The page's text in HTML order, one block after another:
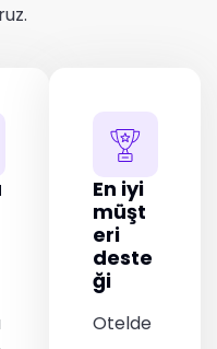
En iyi
müşt
eri
deste
ği
Otelde